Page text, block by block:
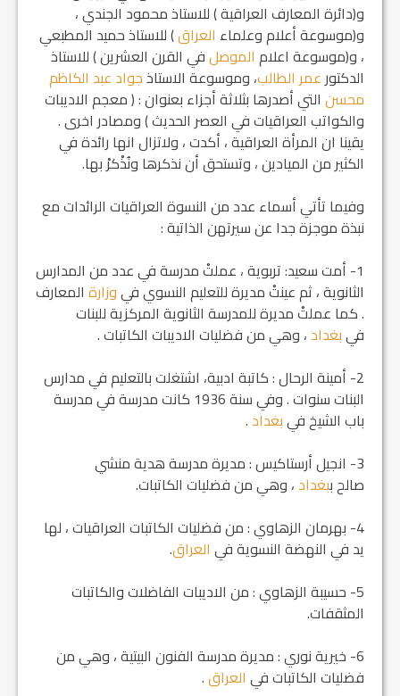
و(دائرة المعارف العراقية ) للاستاذ محمود الجندي ،
و(موسوعة أعلام وعلماء العراق) للاستاذ حميد المطبعي
، و(موسوعة اعلام الموصلفي القرن العشرين ) للاستاذ
الدكتورعمر الطالب، وموسوعة الاستاذجواد عبد الكاظم
محسن التي أصدرها بثلاثة أجزاء بعنوان : ( معجم الاديبات
والكواتب العراقيات في العصر الحديث ) ومصادر اخرى .
يقينا ان المرأة العراقية ، أكدت ، ولاتزال انها رائدة في
الكثير من الميادين ، وتستحق أن نذكرها ونُذْكرْ بها.
وفيما تأتي أسماء عدد من النسوة العراقيات الرائدات مع
نبذة موجزة جدا عن سيرتهن الذاتية :
1- أمت سعيد: تربوية ، عملتْ مدرسة في عدد من المدارس
الثانوية ، ثم عينتْ مديرة للتعليم النسوي فيوزارة المعارف
. كما عملتْ مديرة للمدرسة الثانوية المركزية للبنات
فيبغداد ، وهي من فضليات الاديبات الكاتبات .
2- أمينة الرحال : كاتبة ادبية، اشتغلت بالتعليم في مدارس
البنات سنوات . وفي سنة 1936 كانت مدرسة في مدرسة
باب الشيخ فيبغداد .
3- انجيل أرستاكيس : مديرة مدرسة هدية منشي
صالح ب‍بغداد ، وهي من فضليات الكاتبات.
4- بهرمان الزهاوي : من فضليات الكاتبات العراقيات ، لها
يد في النهضة النسوية في العراق.
5- حسيبة الزهاوي : من الاديبات الفاضلات والكاتبات
المثقفات.
6- خيرية نوري : مديرة مدرسة الفنون البيتية ، وهي من
فضليات الكاتبات في العراق.